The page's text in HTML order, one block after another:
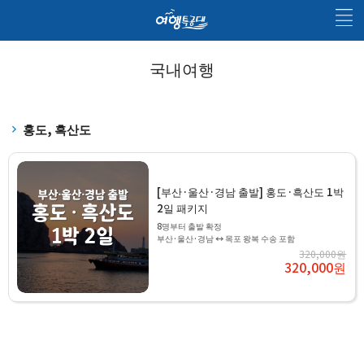
국내여행
홍도, 흑산도
[부산·울산·경남 출발] 홍도·흑산도 1박
2일 패키지
8명부터 출발 확정
부산·울산·경남 ↔ 목포 왕복 수송 포함
320,000원
320,000원